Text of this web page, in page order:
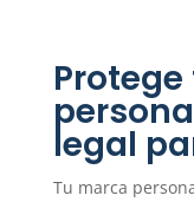
legal
Tu marca